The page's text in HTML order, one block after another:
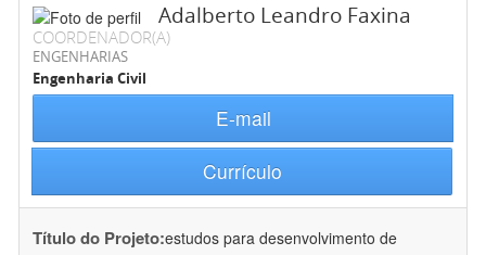
Adalberto Leandro Faxina
COORDENADOR(A)
ENGENHARIAS
Engenharia Civil
E-mail
Currículo
Título do Projeto:estudos para desenvolvimento de